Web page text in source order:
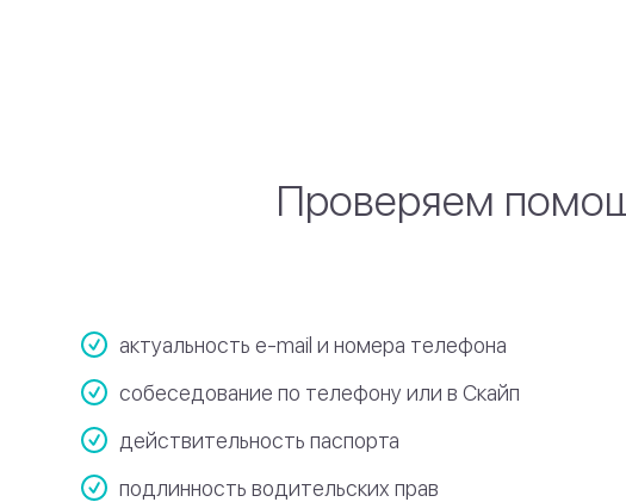
Проверяем
актуальность e-mail и номера телефона
собеседование по телефону или в Скайп
действительность паспорта
подлинность водительских прав